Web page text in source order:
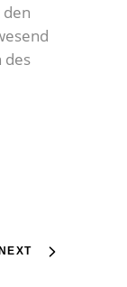
des
NEXT